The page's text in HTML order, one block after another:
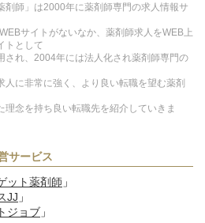
剤師」は2000年に薬剤師専門の求人情報サ
サイトがないなか、薬剤師求人をWEB上
トとして
され、2004年には法人化され薬剤師専門の
に非常に強く、より良い転職を望む薬剤
念を持ち良い転職先を紹介していきま
サービス
ット薬剤師 」
JJ 」
ジョブ 」